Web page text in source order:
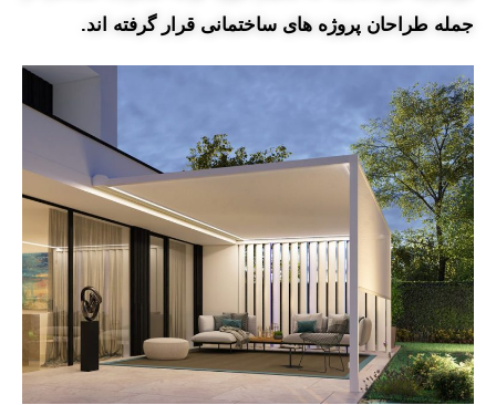
جمله طراحان پروژه های ساختمانی قرار گرفته اند.